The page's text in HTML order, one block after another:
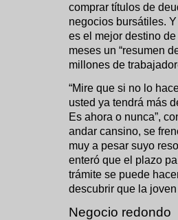
comprar títulos de
negocios bursátiles.
es el mejor destino
meses un “resumen
millones de
“Mire que si no lo
usted ya tendrá más
Es ahora o nunca”,
andar cansino, se
muy a pesar suyo
enteró que el plazo
trámite se puede
descubrir que la
Negocio redondo